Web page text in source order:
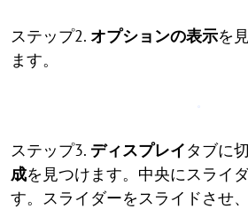
ステップ2. オプションの表示を
ます。
ステップ3. ディスプレイタブに
成を見つけます。中央にスライ
す。スライダーをスライドさせ